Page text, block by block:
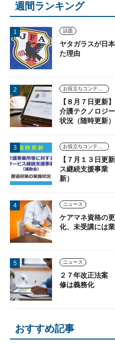
週間ランキング
話題
ヤタガラスが日
た理由
お役立ちコンテンツ
【８月７日更新
介護テクノロジ
状況（随時更新）
お役立ちコンテンツ
【７月１３日更
ス継続支援事業
新）
ニュース
ケアマネ資格の
化、未受講には
ニュース
２７年改正法案
修は義務化
おすすめ記事